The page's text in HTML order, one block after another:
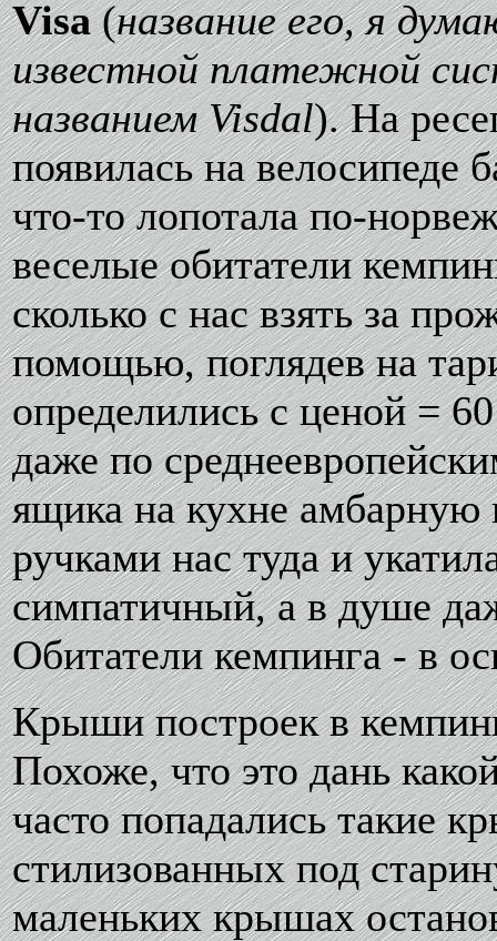
Visa(название его, я
известной платежной
названием Visdal). На
появилась на велосипеде
что-то лопотала по-
веселые обитатели
сколько с нас взять за
помощью, поглядев на
определились с ценой =
даже по
ящика на кухне амбарную
ручками нас туда и
симпатичный, а в душе
Обитатели кемпинга - в
Крыши построек в
Похоже, что это дань
часто попадались такие
стилизованных под
маленьких крышах